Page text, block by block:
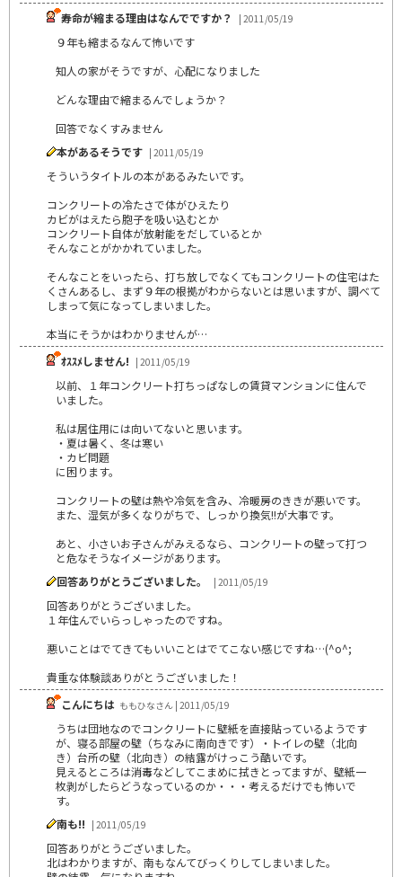
寿命が縮まる理由はなんでですか？
| 2011/05/19
９年も縮まるなんて怖いです
知人の家がそうですが、心配になりました
どんな理由で縮まるんでしょうか？
回答でなくすみません
本があるそうです | 2011/05/19
そういうタイトルの本があるみたいです。
コンクリートの冷たさで体がひえたり
カビがはえたら胞子を吸い込むとか
コンクリート自体が放射能をだしているとか
そんなことがかかれていました。
そんなことをいったら、打ち放しでなくてもコンクリートの住宅はた
くさんあるし、まず９年の根拠がわからないとは思いますが、調べて
しまって気になってしまいました。
本当にそうかはわかりませんが…
ｵｽｽﾒしません! | 2011/05/19
以前、１年コンクリート打ちっぱなしの賃貸マンションに住んで
いました。
私は居住用には向いてないと思います。
・夏は暑く、冬は寒い
・カビ問題
に困ります。
コンクリートの壁は熱や冷気を含み、冷暖房のききが悪いです。
また、湿気が多くなりがちで、しっかり換気!!が大事です。
あと、小さいお子さんがみえるなら、コンクリートの壁って打つ
と危なそうなイメージがあります。
回答ありがとうございました。
| 2011/05/19
回答ありがとうございました。
１年住んでいらっしゃったのですね。
悪いことはでてきてもいいことはでてこない感じですね…(^o^;
貴重な体験談ありがとうございました！
こんにちは ももひなさん | 2011/05/19
うちは団地なのでコンクリートに壁紙を直接貼っているようです
が、寝る部屋の壁（ちなみに南向きです）・トイレの壁（北向
き）台所の壁（北向き）の結露がけっこう酷いです。
見えるところは消毒などしてこまめに拭きとってますが、壁紙一
枚剥がしたらどうなっているのか・・・考えるだけでも怖いで
す。
南も!! | 2011/05/19
回答ありがとうございました。
北はわかりますが、南もなんてびっくりしてしまいました。